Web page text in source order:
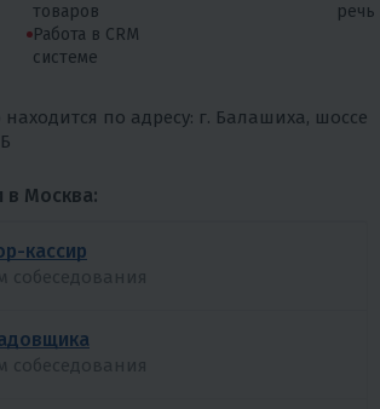
товаров
Работа в CRM
системе
речь
находится по адресу: г. Балашиха, шоссе
в Москва:
кассир
собеседования
собеседования